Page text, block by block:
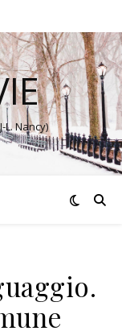
L. Nancy)